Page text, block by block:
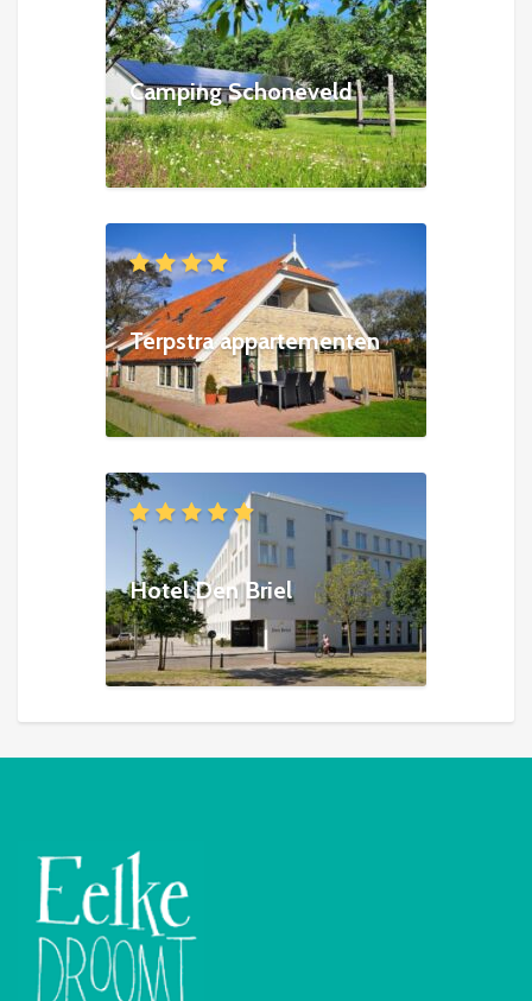
Camping Schoneveld
Terpstra appartementen
Hotel Den Briel